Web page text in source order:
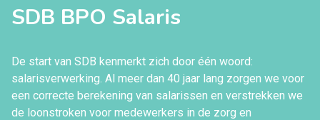
SDB BPO Salaris
De start van SDB kenmerkt zich door één woord:
salarisverwerking. Al meer dan 40 jaar lang zorgen we voor
een correcte berekening van salarissen en verstrekken we
de loonstroken voor medewerkers in de zorg en